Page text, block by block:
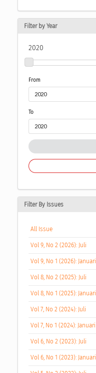
Filter by Year
2020
From
To
Filter By Issues
All Issue
Vol 9, No 2 (2026): Juli
Vol 9, No 1 (2026): Januari
Vol 8, No 2 (2025): Juli
Vol 8, No 1 (2025): Januari
Vol 7, No 2 (2024): Juli
Vol 7, No 1 (2024): Januari
Vol 6, No 2 (2023): Juli
Vol 6, No 1 (2023): Januari